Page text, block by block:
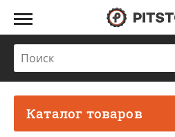
Каталог товаров